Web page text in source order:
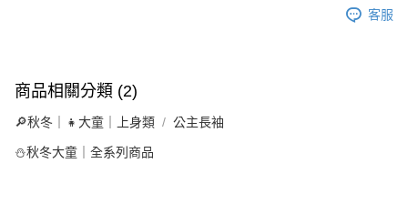
客服
商品相關分類 (2)
🔎秋冬｜👧大童｜上身類 公主長袖
⛄秋冬大童｜全系列商品